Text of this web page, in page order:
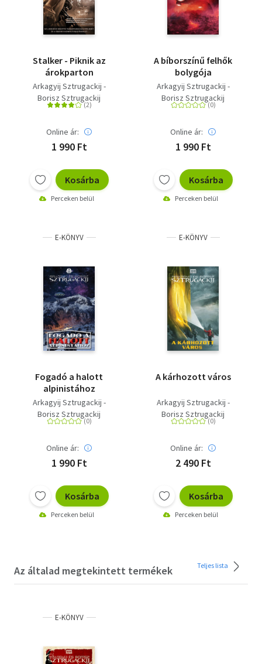
Stalker - Piknik az
árokparton
Arkagyij Sztrugackij -
Borisz Sztrugackij
Online ár:
1 990 Ft
Kosárba
Perceken belül
A bíborszínű felhők
bolygója
Arkagyij Sztrugackij -
Borisz Sztrugackij
Online ár:
1 990 Ft
Kosárba
Perceken belül
E-KÖNYV
Fogadó a halott
alpinistához
Arkagyij Sztrugackij -
Borisz Sztrugackij
Online ár:
1 990 Ft
Kosárba
Perceken belül
E-KÖNYV
A kárhozott város
Arkagyij Sztrugackij -
Borisz Sztrugackij
Online ár:
2 490 Ft
Kosárba
Perceken belül
Az általad megtekintett termékek Teljes lista
E-KÖNYV